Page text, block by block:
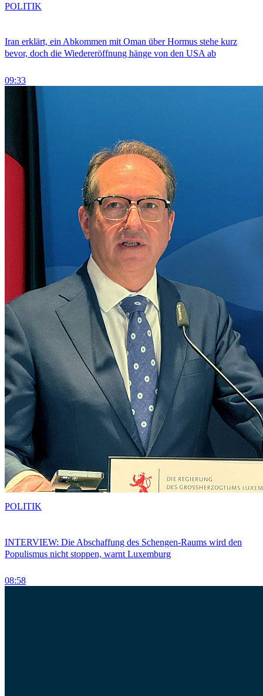
Iran erklärt, ein Abkommen mit Oman über Hormus stehe kurz
bevor, doch die Wiedereröffnung hänge von den USA ab
09:33
POLITIK
INTERVIEW: Die Abschaffung des Schengen-Raums wird den
Populismus nicht stoppen, warnt Luxemburg
08:58
POLITIK